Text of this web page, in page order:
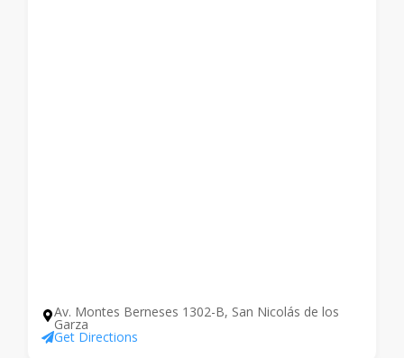
Av. Montes Berneses 1302-B, San Nicolás de los
Garza
Get Directions